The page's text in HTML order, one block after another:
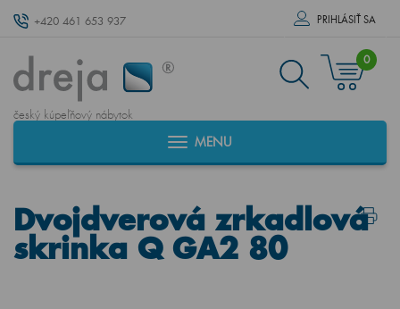
+420 461 653 937 PRIHLÁSIŤ SA
český kúpeľňový nábytok
0
MENU
Dvojdverová zrkadlová
skrinka Q GA2 80